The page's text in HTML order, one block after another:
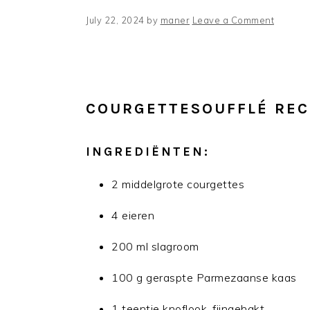
July 22, 2024 by maner Leave a Comment
COURGETTESOUFFLÉ
INGREDIËNTEN:
2 middelgrote courgettes
4 eieren
200 ml slagroom
100 g geraspte Parmezaanse kaas